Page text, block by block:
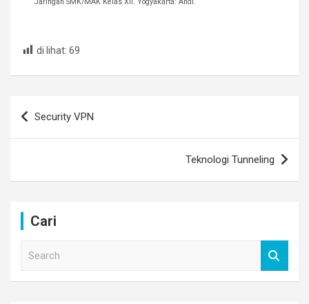
di lihat: 69
Post
navigation
Security VPN
Teknologi Tunneling
Cari